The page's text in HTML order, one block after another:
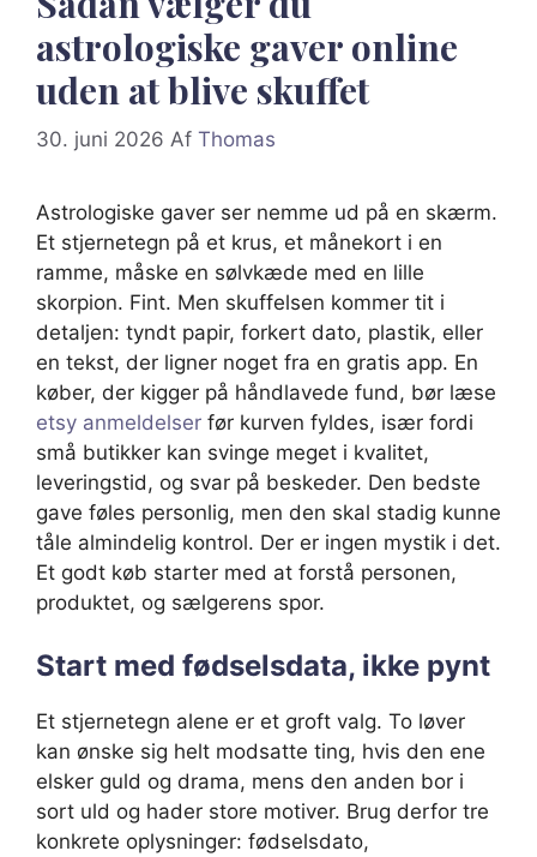
astrologiske gaver online
uden at blive skuffet
30. juni 2026 Af Thomas
Astrologiske gaver ser nemme ud på en skærm.
Et stjernetegn på et krus, et månekort i en
ramme, måske en sølvkæde med en lille
skorpion. Fint. Men skuffelsen kommer tit i
detaljen: tyndt papir, forkert dato, plastik, eller
en tekst, der ligner noget fra en gratis app. En
køber, der kigger på håndlavede fund, bør læse
etsy anmeldelser før kurven fyldes, især fordi
små butikker kan svinge meget i kvalitet,
leveringstid, og svar på beskeder. Den bedste
gave føles personlig, men den skal stadig kunne
tåle almindelig kontrol. Der er ingen mystik i det.
Et godt køb starter med at forstå personen,
produktet, og sælgerens spor.
Start med fødselsdata, ikke pynt
Et stjernetegn alene er et groft valg. To løver
kan ønske sig helt modsatte ting, hvis den ene
elsker guld og drama, mens den anden bor i
sort uld og hader store motiver. Brug derfor tre
konkrete oplysninger: fødselsdato,